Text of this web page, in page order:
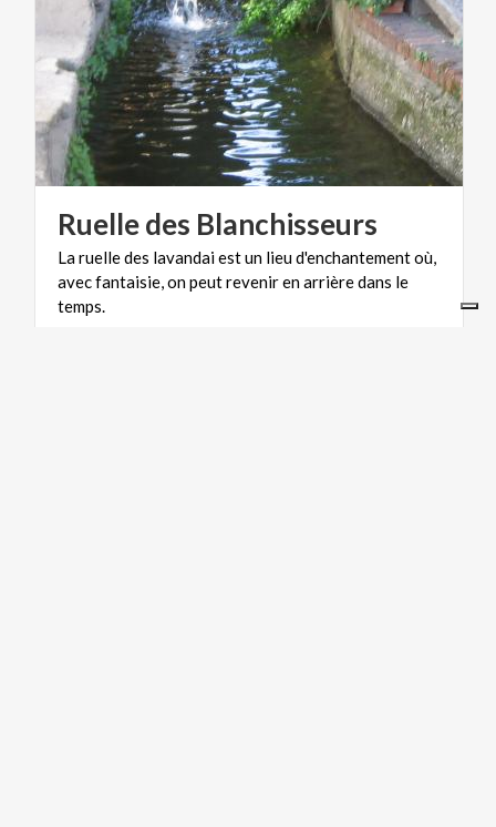
Ruelledes Blanchisseurs
La ruelle des lavandai est un lieu d'enchantement où,
avec fantaisie, on peut revenir en arrière dans le
temps.